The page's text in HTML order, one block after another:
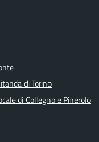
di Torino
di Collegno e Pinerolo